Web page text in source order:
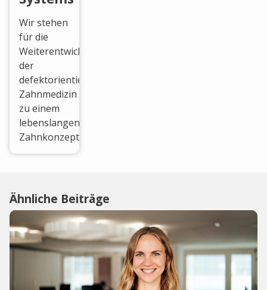
Wir stehen
für die
Weiterentwicklung
der
defektorientierten
Zahnmedizin
zu einem
lebenslangen
Zahnkonzept.
Ähnliche Beiträge